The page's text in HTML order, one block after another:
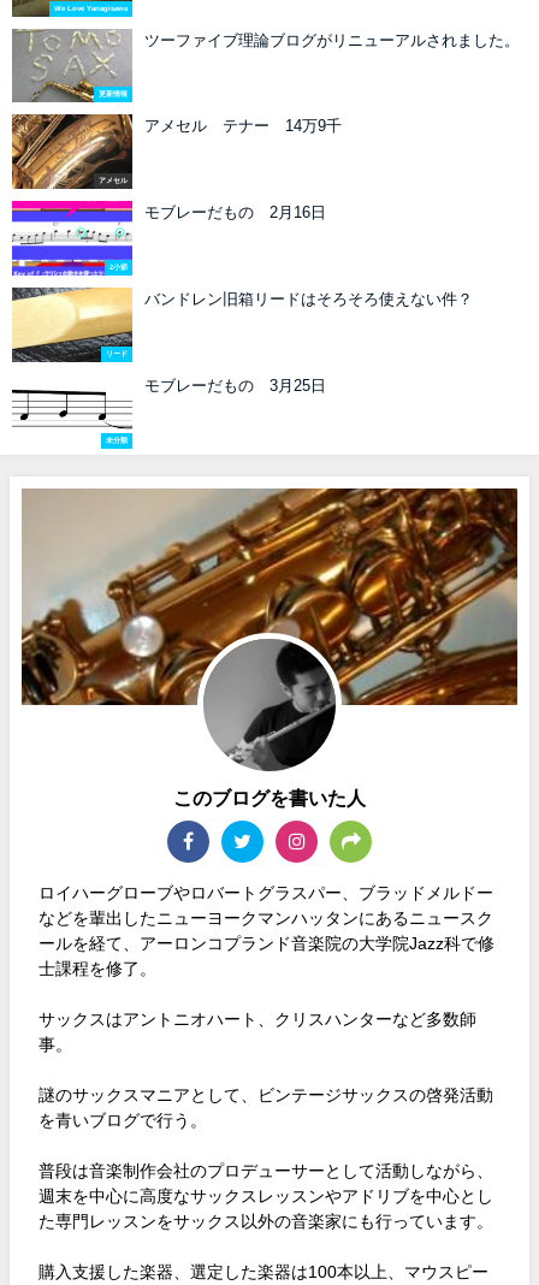
We Love Yanagisawa
更新情報
ツーファイブ理論ブログがリニューアルされました。
アメセル
アメセル テナー 14万9千
2小節
モブレーだもの 2月16日
リード
バンドレン旧箱リードはそろそろ使えない件？
未分類
モブレーだもの 3月25日
このブログを書いた人
ロイハーグローブやロバートグラスパー、ブラッドメルドー
などを輩出したニューヨークマンハッタンにあるニュースク
ールを経て、アーロンコプランド音楽院の大学院Jazz科で修
士課程を修了。
サックスはアントニオハート、クリスハンターなど多数師
事。
謎のサックスマニアとして、ビンテージサックスの啓発活動
を青いブログで行う。
普段は音楽制作会社のプロデューサーとして活動しながら、
週末を中心に高度なサックスレッスンやアドリブを中心とし
た専門レッスンをサックス以外の音楽家にも行っています。
購入支援した楽器、選定した楽器は100本以上、マウスピー